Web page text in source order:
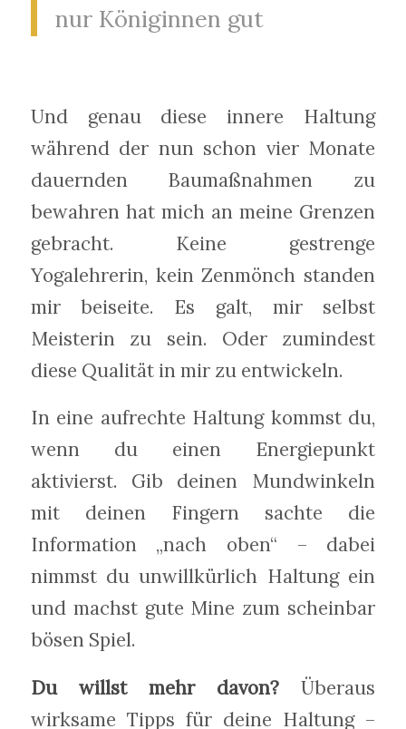
nur Königinnen gut
Und genau diese innere Haltung
während der nun schon vier Monate
dauernden Baumaßnahmen zu
bewahren hat mich an meine Grenzen
gebracht. Keine gestrenge
Yogalehrerin, kein Zenmönch standen
mir beiseite. Es galt, mir selbst
Meisterin zu sein. Oder zumindest
diese Qualität in mir zu entwickeln.
In eine aufrechte Haltung kommst du,
wenn du einen Energiepunkt
aktivierst. Gib deinen Mundwinkeln
mit deinen Fingern sachte die
Information „nach oben“ – dabei
nimmst du unwillkürlich Haltung ein
und machst gute Mine zum scheinbar
bösen Spiel.
Du willst mehr davon? Überaus
wirksame Tipps für deine Haltung –